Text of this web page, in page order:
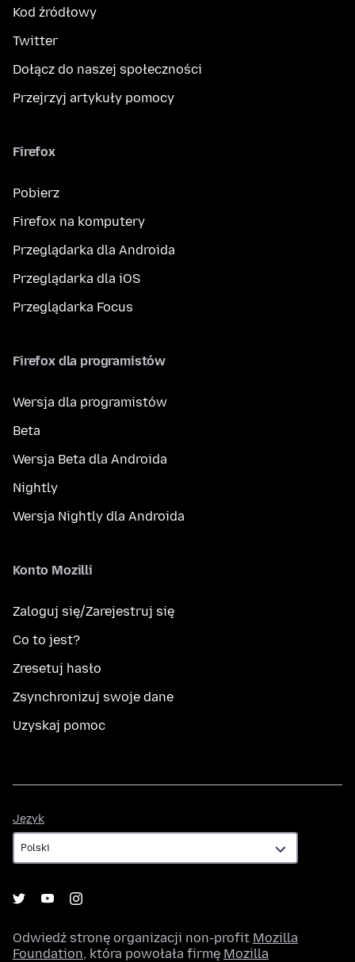
Kod źródłowy
Twitter
Dołącz do naszej społeczności
Przejrzyj artykuły pomocy
Firefox
Pobierz
Firefox na komputery
Przeglądarka dla Androida
Przeglądarka dla iOS
Przeglądarka Focus
Firefox dla programistów
Wersja dla programistów
Beta
Wersja Beta dla Androida
Nightly
Wersja Nightly dla Androida
Konto Mozilli
Zaloguj się/Zarejestruj się
Co to jest?
Zresetuj hasło
Zsynchronizuj swoje dane
Uzyskaj pomoc
Język
Odwiedź stronę organizacji non-profit Mozilla
Foundation, która powołała firmę Mozilla